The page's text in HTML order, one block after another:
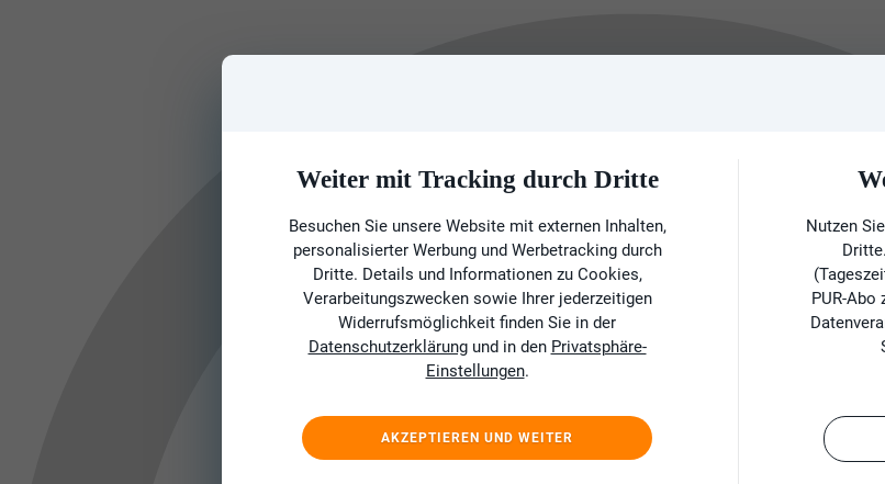
Weiter mit Tracking durch Dritte
Besuchen Sie unsere Website mit externen Inhalten,
personalisierter Werbung und Werbetracking durch
Dritte. Details und Informationen zu Cookies,
Verarbeitungszwecken sowie Ihrer jederzeitigen
Widerrufsmöglichkeit finden Sie in der
Datenschutzerklärungund in den Privatsphäre-
Einstellungen.
AKZEPTIEREN UND WEITER
Nutzen
PUR-